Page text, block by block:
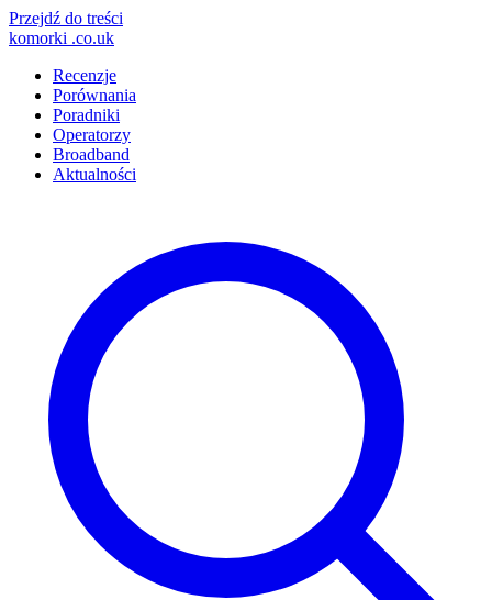
Przejdź do treści
komorki .co.uk
Recenzje
Porównania
Poradniki
Operatorzy
Broadband
Aktualności